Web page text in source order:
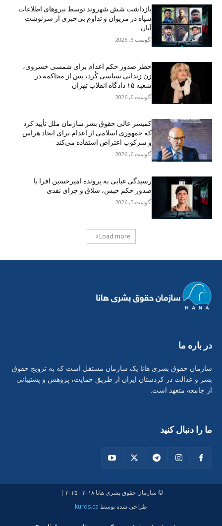
بازداشت شش شهروند توسط نیروهای اطلاعات
سپاە در مریوان و تداوم بی‌خبری از سرنوشت
آنان
آگوست 6, 2026
خطر صدور حکم اعدام برای شمسی خسروی،
زن زندانی سیاسی کُرد، پس از محاکمه در
شعبه ۱۵ دادگاه انقلاب تهران
آگوست 6, 2026
کمیسر عالی حقوق بشر سازمان ملل تأیید کرد
که جمهوری اسلامی از اعدام برای ایجاد هراس
و سرکوب اعتراض استفاده می‌کند
آگوست 6, 2026
رسیدگی غیابی به پرونده امیرحسین افرا با
صدور حکم حبس، شلاق و جزای نقدی
آگوست 5, 2026
Load more
ما را دنبال کنید
در بارە ما
سازمان حقوق بشری هانا یک سازمان مستقل است که به ترویج حقوق
بشر و عدالت در کردستان ایران از طریق حمایت، پژوهش و پشتیبانی
از جامعه متعهد است.
© سازمان حقوق بشری هانا ۲۰۱۸ - ۲۰۲۵ |
طراحی شدە توسط kurds.ca